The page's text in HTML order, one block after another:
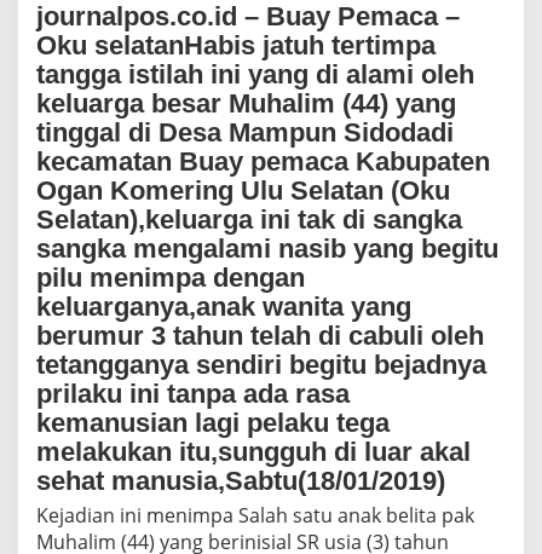
c
a
b
u
l
i
’
A
n
a
k
1
3
T
a
h
u
n
,
O
r
a
n
journalpos.co.id – Buay Pemaca –
Oku selatanHabis jatuh tertimpa
tangga istilah ini yang di alami oleh
keluarga besar Muhalim (44) yang
tinggal di Desa Mampun Sidodadi
kecamatan Buay pemaca Kabupaten
Ogan Komering Ulu Selatan (Oku
Selatan),keluarga ini tak di sangka
sangka mengalami nasib yang begitu
pilu menimpa dengan
keluarganya,anak wanita yang
berumur 3 tahun telah di cabuli oleh
tetangganya sendiri begitu bejadnya
prilaku ini tanpa ada rasa
kemanusian lagi pelaku tega
melakukan itu,sungguh di luar akal
sehat manusia,Sabtu(18/01/2019)
Kejadian ini menimpa Salah satu anak belita pak
Muhalim (44) yang berinisial SR usia (3) tahun